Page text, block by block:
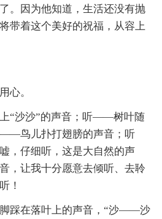
。因为他知道，生活还没有抛
带着这个美好的祝福，从容上
心。
“沙沙”的声音；听——树叶随
鸟儿扑打翅膀的声音；听
，仔细听，这是大自然的声
，让我十分愿意去倾听、去聆
！
踩在落叶上的声音，“沙——沙